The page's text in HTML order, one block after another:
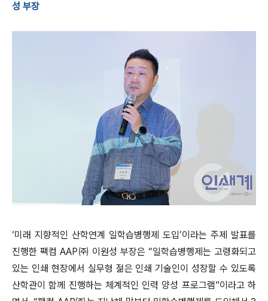
성 부장
‘미래 지향적인 산학연계 일학습병행제 도입’이라는 주제 발표를
진행한 팩컴 AAP㈜ 이원성 부장은 “일학습병행제는 고령화되고
있는 인쇄 현장에서 실무형 젊은 인쇄 기술인이 성장할 수 있도록
산학관이 함께 진행하는 체계적인 인력 양성 프로그램”이라고 하